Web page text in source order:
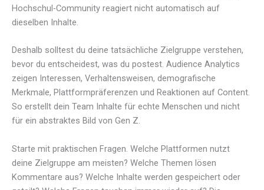
Hochschul-Community reagiert nicht automatisch auf
dieselben Inhalte.
Deshalb solltest du deine tatsächliche Zielgruppe verstehen,
bevor du entscheidest, was du postest. Audience Analytics
zeigen Interessen, Verhaltensweisen, demografische
Merkmale, Plattformpräferenzen und Reaktionen auf Content.
So erstellt dein Team Inhalte für echte Menschen und nicht
für ein abstraktes Bild von Gen Z.
Starte mit praktischen Fragen. Welche Plattformen nutzt
deine Zielgruppe am meisten? Welche Themen lösen
Kommentare aus? Welche Inhalte werden gespeichert oder